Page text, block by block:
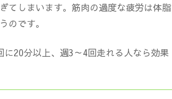
てしまいます。筋肉の過度な疲労は体脂
のです。
に20分以上、週3～4回走れる人なら効果